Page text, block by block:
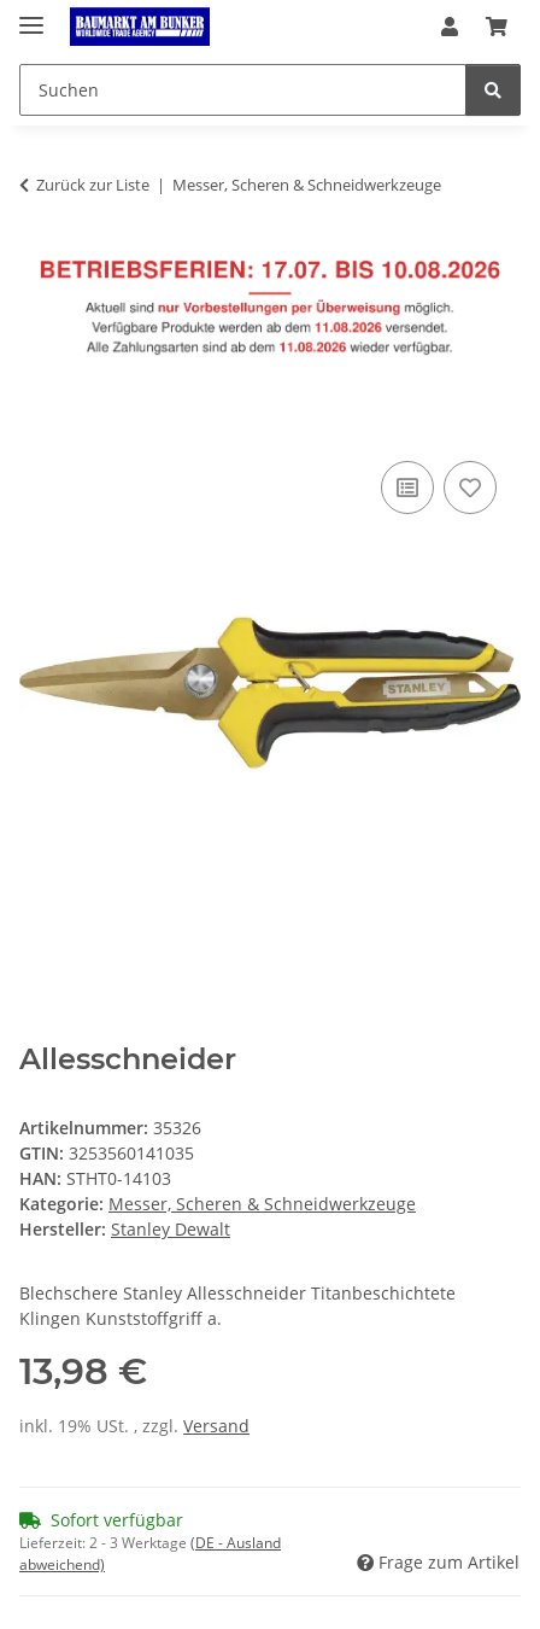
Zurück zur Liste Messer, Scheren & Schneidwerkzeuge
Allesschneider
Artikelnummer: 35326
GTIN: 3253560141035
HAN: STHT0-14103
Kategorie: Messer, Scheren & Schneidwerkzeuge
Hersteller: Stanley Dewalt
Blechschere Stanley Allesschneider Titanbeschichtete
Klingen Kunststoffgriff a.
13,98 €
inkl. 19% USt. , zzgl. Versand
Sofort verfügbar
Lieferzeit:2 - 3 Werktage (DE - Ausland
abweichend)
Frage zum Artikel